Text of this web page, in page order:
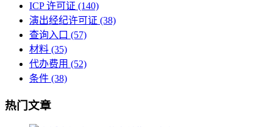
ICP 许可证 (140)
演出经纪许可证 (38)
查询入口 (57)
材料 (35)
代办费用 (52)
条件 (38)
热门文章